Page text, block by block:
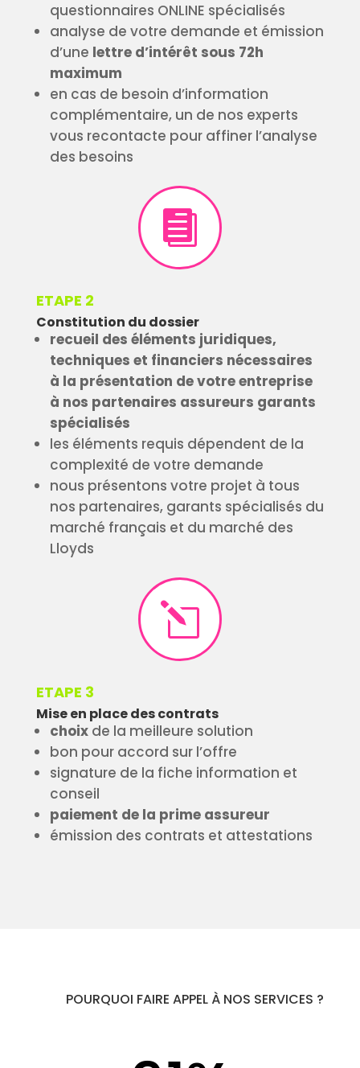
questionnaires ONLINE spécialisés
analyse de votre demande et émission
d’une lettre d’intérêt sous 72h
maximum
en cas de besoin d’information
complémentaire, un de nos experts
vous recontacte pour affiner l’analyse
des besoins

ETAPE 2
Constitution du dossier
recueil des éléments juridiques,
techniques et financiers nécessaires
à la présentation de votre entreprise
à nos partenaires assureurs garants
spécialisés
les éléments requis dépendent de la
complexité de votre demande
nous présentons votre projet à tous
nos partenaires, garants spécialisés du
marché français et du marché des
Lloyds
l
ETAPE 3
Mise en place des contrats
choixde la meilleure solution
bon pour accord sur l’offre
signature de la fiche information et
conseil
paiement de la prime assureur
émission des contrats et attestations
POURQUOI FAIRE APPEL À NOS SERVICES ?